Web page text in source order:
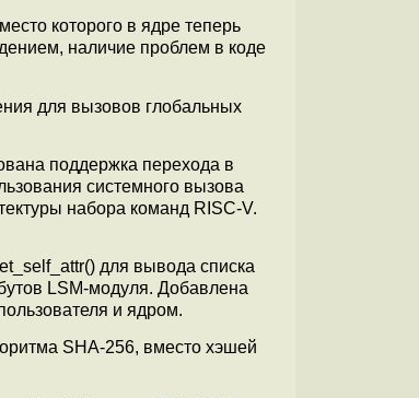
которого в ядре теперь
наличие проблем в коде
для вызовов глобальных
поддержка перехода в
системного вызова
набора команд RISC-V.
для вывода списка
LSM-модуля. Добавлена
и ядром.
SHA-256, вместо хэшей